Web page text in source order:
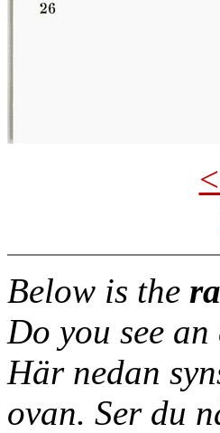
Below is the
Do you see
Här nedan
ovan. Ser du